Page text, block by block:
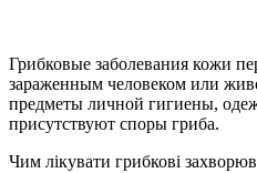
Грибковые заболевания кожи
зараженным человеком или
предметы личной гигиены,
присутствуют споры гриба.
Чим лікувати грибкові